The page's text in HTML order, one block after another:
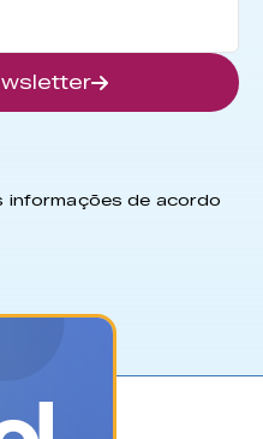
informações de acordo